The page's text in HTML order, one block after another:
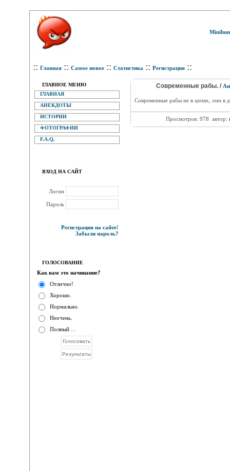
:: Главная :: Самое новое :: Статистика :: Регистрация ::
ГЛАВНОЕ МЕНЮ
ГЛАВНАЯ
АНЕКДОТЫ
ИСТОРИИ
ФОТОГРАФИИ
F.A.Q.
ВХОД НА САЙТ
Логин
Пароль
Регистрация на сайте!
Забыли пароль?
ГОЛОСОВАНИЕ
Как вам это начинание?
Отлично!
Хорошо.
Нормально.
Неочень.
Полный ...
Современные рабы. /
Современные рабы не в цепях, они в
Просмотров: 978 автор: